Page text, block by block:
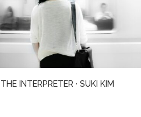
EVERYTHING · ELIZABETH STROUT